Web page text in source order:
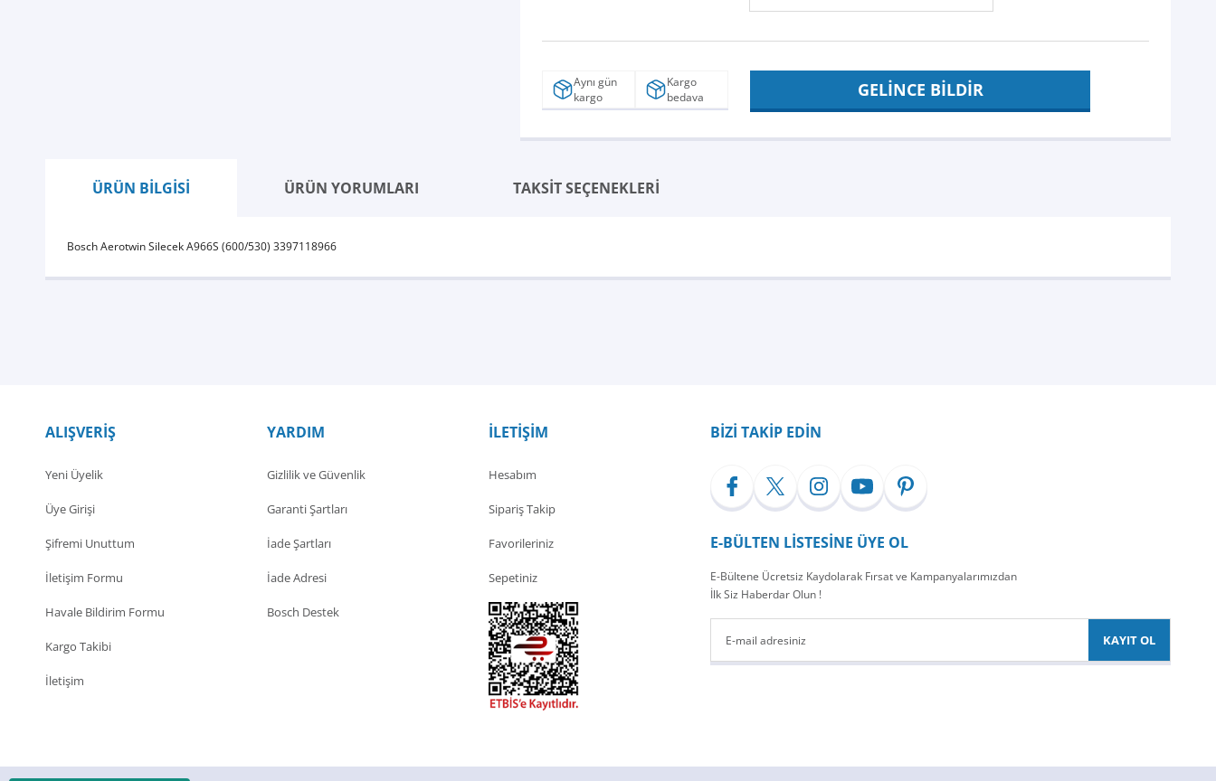
Aynı gün
kargo
Kargo
bedava
GELİNCE BİLDİR
ÜRÜN BİLGİSİ ÜRÜN YORUMLARI TAKSİT SEÇENEKLERİ
Bosch Aerotwin Silecek A966S (600/530) 3397118966
ALIŞVERİŞ
Yeni Üyelik
Üye Girişi
Şifremi Unuttum
İletişim Formu
Havale Bildirim Formu
Kargo Takibi
İletişim
YARDIM
Gizlilik ve Güvenlik
Garanti Şartları
İade Şartları
İade Adresi
Bosch Destek
İLETİŞİM
Hesabım
Sipariş Takip
Favorileriniz
Sepetiniz
BİZİ TAKİP EDİN
E-BÜLTEN LİSTESİNE ÜYE OL
E-Bültene Ücretsiz Kaydolarak Fırsat ve Kampanyalarımızdan
İlk Siz Haberdar Olun !
KAYIT OL